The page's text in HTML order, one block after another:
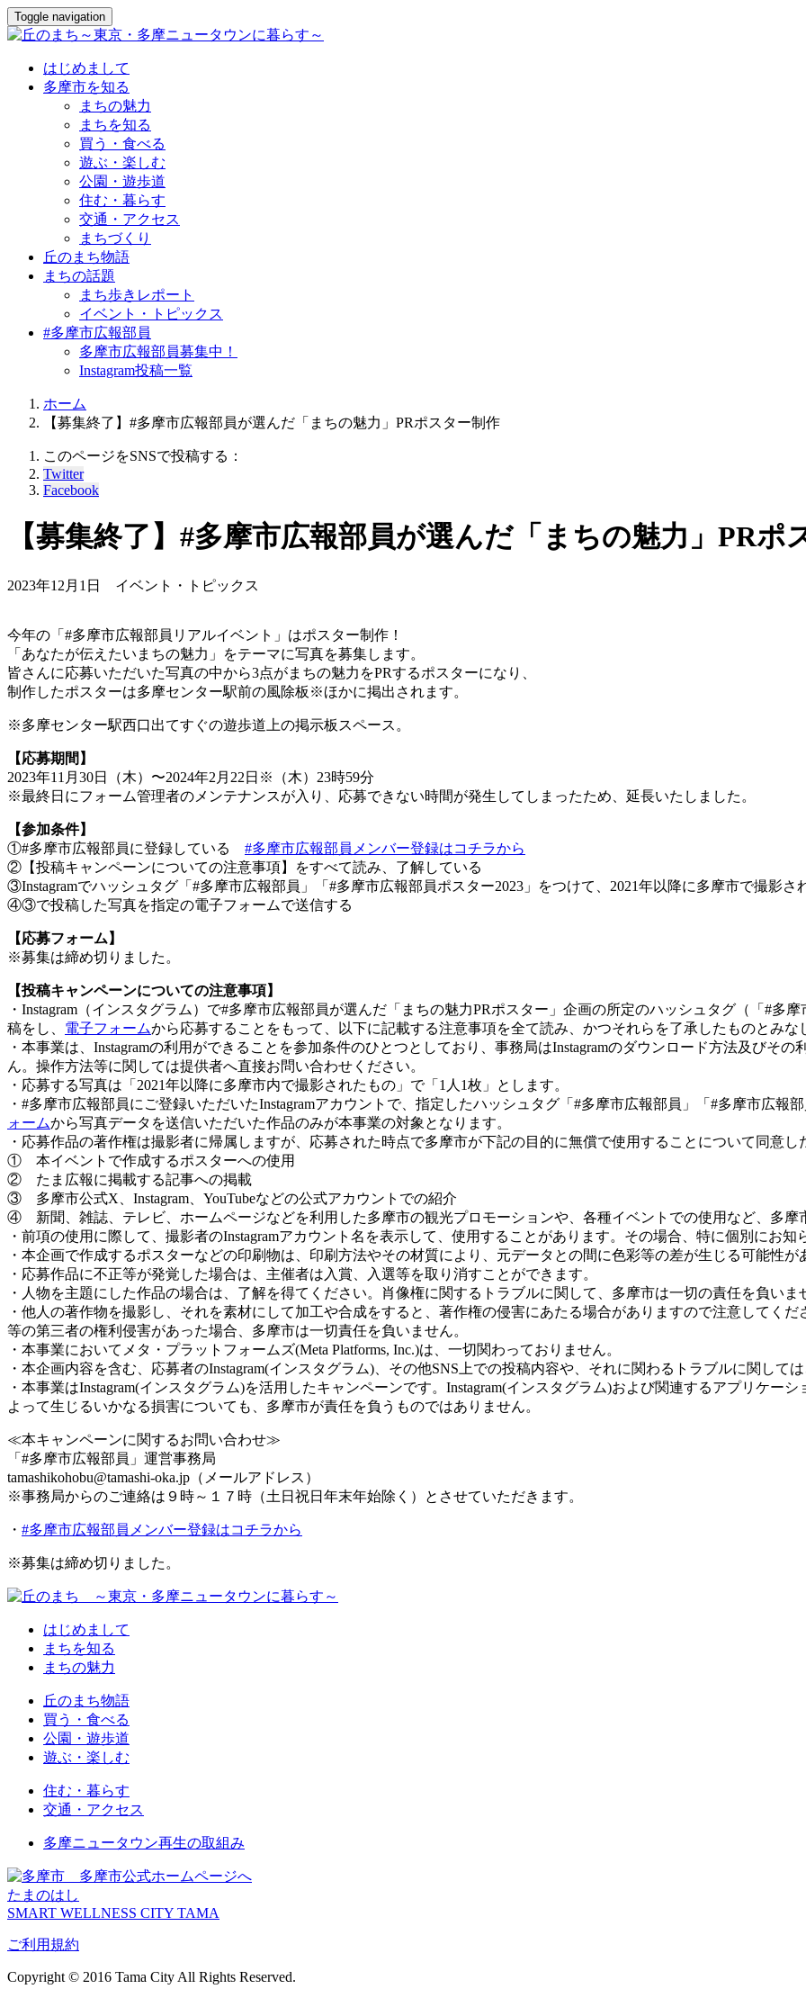
Toggle navigation
はじめまして
多摩市を知る
まちの魅力
まちを知る
買う・食べる
遊ぶ・楽しむ
公園・遊歩道
住む・暮らす
交通・アクセス
まちづくり
丘のまち物語
まちの話題
まち歩きレポート
イベント・トピックス
#多摩市広報部員
多摩市広報部員募集中！
Instagram投稿一覧
ホーム
【募集終了】#多摩市広報部員が選んだ「まちの魅力」PRポスター制作
このページをSNSで投稿する：
Twitter
Facebook
【募集終了】#多摩市広報部員が選んだ「まちの魅力」PRポ
2023年12月1日 イベント・トピックス
今年の「#多摩市広報部員リアルイベント」はポスター制作！
「あなたが伝えたいまちの魅力」をテーマに写真を募集します。
皆さんに応募いただいた写真の中から3点がまちの魅力をPRするポスターになり、
制作したポスターは多摩センター駅前の風除板※ほかに掲出されます。
※多摩センター駅西口出てすぐの遊歩道上の掲示板スペース。
【応募期間】
2023年11月30日（木）〜2024年2月22日※（木）23時59分
※最終日にフォーム管理者のメンテナンスが入り、応募できない時間が発生してしまったため、延長いたしました。
【参加条件】
①#多摩市広報部員に登録している #多摩市広報部員メンバー登録はコチラから
②【投稿キャンペーンについての注意事項】をすべて読み、了解している
③Instagramでハッシュタグ「#多摩市広報部員」「#多摩市広報部員ポスター2023」をつけて、2021年以降に多摩市で撮影さ
④③で投稿した写真を指定の電子フォームで送信する
【応募フォーム】
※募集は締め切りました。
【投稿キャンペーンについての注意事項】
・Instagram（インスタグラム）で#多摩市広報部員が選んだ「まちの魅力PRポスター」企画の所定のハッシュタグ（「#多
稿をし、 電子フォームから応募することをもって、以下に記載する注意事項を全て読み、かつそれらを了承したものとみな
・本事業は、Instagramの利用ができることを参加条件のひとつとしており、事務局はInstagramのダウンロード方法及びそ
ん。操作方法等に関しては提供者へ直接お問い合わせください。
・応募する写真は「2021年以降に多摩市内で撮影されたもの」で「1人1枚」とします。
・#多摩市広報部員にご登録いただいたInstagramアカウントで、指定したハッシュタグ「#多摩市広報部員」「#多摩市広報
ォームから写真データを送信いただいた作品のみが本事業の対象となります。
・応募作品の著作権は撮影者に帰属しますが、応募された時点で多摩市が下記の目的に無償で使用することについて同意し
① 本イベントで作成するポスターへの使用
② たま広報に掲載する記事への掲載
③ 多摩市公式X、Instagram、YouTubeなどの公式アカウントでの紹介
④ 新聞、雑誌、テレビ、ホームページなどを利用した多摩市の観光プロモーションや、各種イベントでの使用など、多摩
・前項の使用に際して、撮影者のInstagramアカウント名を表示して、使用することがあります。その場合、特に個別にお
・本企画で作成するポスターなどの印刷物は、印刷方法やその材質により、元データとの間に色彩等の差が生じる可能性が
・応募作品に不正等が発覚した場合は、主催者は入賞、入選等を取り消すことができます。
・人物を主題にした作品の場合は、了解を得てください。肖像権に関するトラブルに関して、多摩市は一切の責任を負いま
・他人の著作物を撮影し、それを素材にして加工や合成をすると、著作権の侵害にあたる場合がありますので注意してく
等の第三者の権利侵害があった場合、多摩市は一切責任を負いません。
・本事業においてメタ・プラットフォームズ(Meta Platforms, Inc.)は、一切関わっておりません。
・本企画内容を含む、応募者のInstagram(インスタグラム)、その他SNS上での投稿内容や、それに関わるトラブルに関して
・本事業はInstagram(インスタグラム)を活用したキャンペーンです。Instagram(インスタグラム)および関連するアプリケー
よって生じるいかなる損害についても、多摩市が責任を負うものではありません。
≪本キャンペーンに関するお問い合わせ≫
「#多摩市広報部員」運営事務局
tamashikohobu@tamashi-oka.jp（メールアドレス）
※事務局からのご連絡は９時～１７時（土日祝日年末年始除く）とさせていただきます。
・ #多摩市広報部員メンバー登録はコチラから
※募集は締め切りました。
はじめまして
まちを知る
まちの魅力
丘のまち物語
買う・食べる
公園・遊歩道
遊ぶ・楽しむ
住む・暮らす
交通・アクセス
多摩ニュータウン再生の取組み
多摩市公式ホームページへ
たまのはし
SMART WELLNESS CITY TAMA
ご利用規約
Copyright © 2016 Tama City All Rights Reserved.